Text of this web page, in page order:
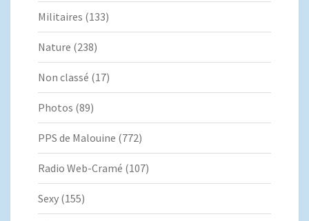
Militaires (133)
Nature (238)
Non classé (17)
Photos (89)
PPS de Malouine (772)
Radio Web-Cramé (107)
Sexy (155)